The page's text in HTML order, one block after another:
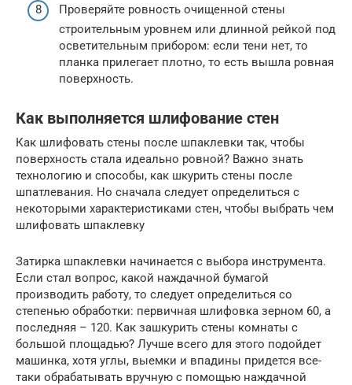
Проверяйте ровность очищенной стены
строительным уровнем или длинной рейкой под
осветительным прибором: если тени нет, то
планка прилегает плотно, то есть вышла ровная
поверхность.
Как выполняется шлифование стен
Как шлифовать стены после шпаклевки так, чтобы
поверхность стала идеально ровной? Важно знать
технологию и способы, как шкурить стены после
шпатлевания. Но сначала следует определиться с
некоторыми характеристиками стен, чтобы выбрать чем
шлифовать шпаклевку
Затирка шпаклевки начинается с выбора инструмента.
Если стал вопрос, какой наждачной бумагой
производить работу, то следует определиться со
степенью обработки: первичная шлифовка зерном 60, а
последняя – 120. Как зашкурить стены комнаты с
большой площадью? Лучше всего для этого подойдет
машинка, хотя углы, выемки и впадины придется все-
таки обрабатывать вручную с помощью наждачной